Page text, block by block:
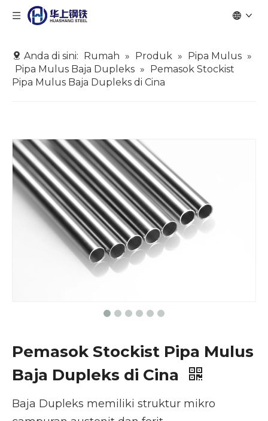
Anda di sini: Rumah » Produk » Pipa Mulus »
Pipa Mulus Baja Dupleks » Pemasok Stockist
Pipa Mulus Baja Dupleks di Cina
Pemasok Stockist Pipa Mulus
Baja Dupleks di Cina
Baja Dupleks memiliki struktur mikro